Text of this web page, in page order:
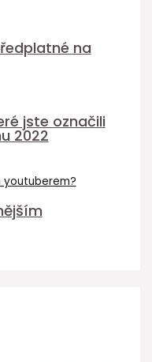
na
jste označili
2022